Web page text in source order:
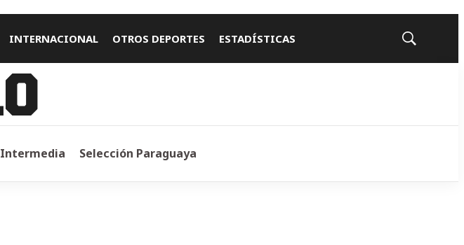
INTERNACIONAL OTROS DEPORTES ESTADÍSTICAS
Mostrar
Intermedia Selección Paraguaya